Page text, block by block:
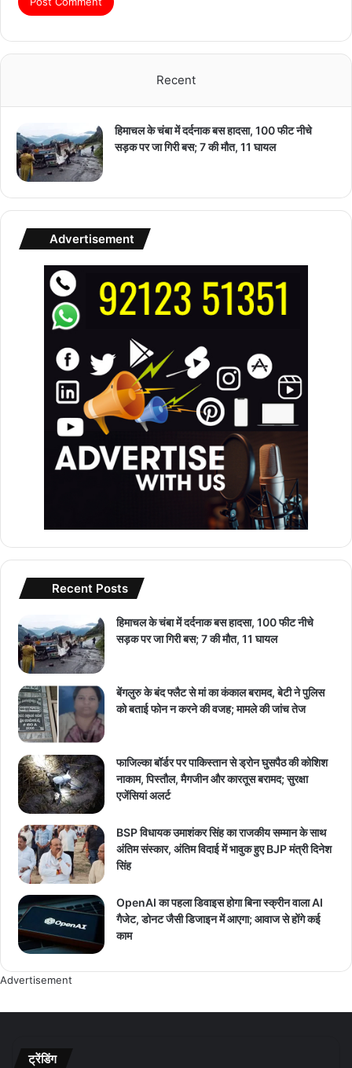
Recent
हिमाचल के चंबा में दर्दनाक बस हादसा, 100 फीट नीचे
सड़क पर जा गिरी बस; 7 की मौत, 11 घायल
Advertisement
Recent Posts
हिमाचल के चंबा में दर्दनाक बस हादसा, 100 फीट नीचे
सड़क पर जा गिरी बस; 7 की मौत, 11 घायल
बेंगलुरु के बंद फ्लैट से मां का कंकाल बरामद, बेटी ने पुलिस
को बताई फोन न करने की वजह; मामले की जांच तेज
फाजिल्का बॉर्डर पर पाकिस्तान से ड्रोन घुसपैठ की कोशिश
नाकाम, पिस्तौल, मैगजीन और कारतूस बरामद; सुरक्षा
एजेंसियां अलर्ट
BSP विधायक उमाशंकर सिंह का राजकीय सम्मान के साथ
अंतिम संस्कार, अंतिम विदाई में भावुक हुए BJP मंत्री दिनेश
सिंह
OpenAI का पहला डिवाइस होगा बिना स्क्रीन वाला AI
गैजेट, डोनट जैसी डिजाइन में आएगा; आवाज से होंगे कई
काम
Advertisement
ट्रेंडिंग